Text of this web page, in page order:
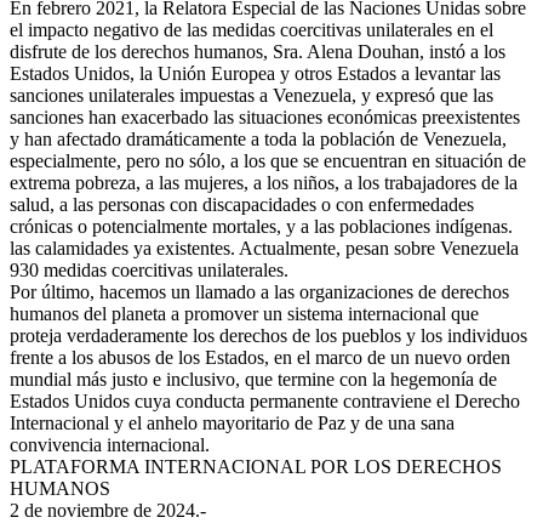
En febrero 2021, la Relatora Especial de las Naciones Unidas sobre
el impacto negativo de las medidas coercitivas unilaterales en el
disfrute de los derechos humanos, Sra. Alena Douhan, instó a los
Estados Unidos, la Unión Europea y otros Estados a levantar las
sanciones unilaterales impuestas a Venezuela, y expresó que las
sanciones han exacerbado las situaciones económicas preexistentes
y han afectado dramáticamente a toda la población de Venezuela,
especialmente, pero no sólo, a los que se encuentran en situación de
extrema pobreza, a las mujeres, a los niños, a los trabajadores de la
salud, a las personas con discapacidades o con enfermedades
crónicas o potencialmente mortales, y a las poblaciones indígenas.
las calamidades ya existentes. Actualmente, pesan sobre Venezuela
930 medidas coercitivas unilaterales.
Por último, hacemos un llamado a las organizaciones de derechos
humanos del planeta a promover un sistema internacional que
proteja verdaderamente los derechos de los pueblos y los individuos
frente a los abusos de los Estados, en el marco de un nuevo orden
mundial más justo e inclusivo, que termine con la hegemonía de
Estados Unidos cuya conducta permanente contraviene el Derecho
Internacional y el anhelo mayoritario de Paz y de una sana
convivencia internacional.
PLATAFORMA INTERNACIONAL POR LOS DERECHOS
HUMANOS
2 de noviembre de 2024.-